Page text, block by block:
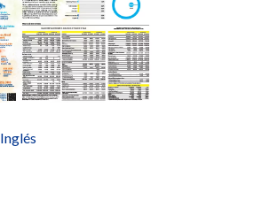
Inglés